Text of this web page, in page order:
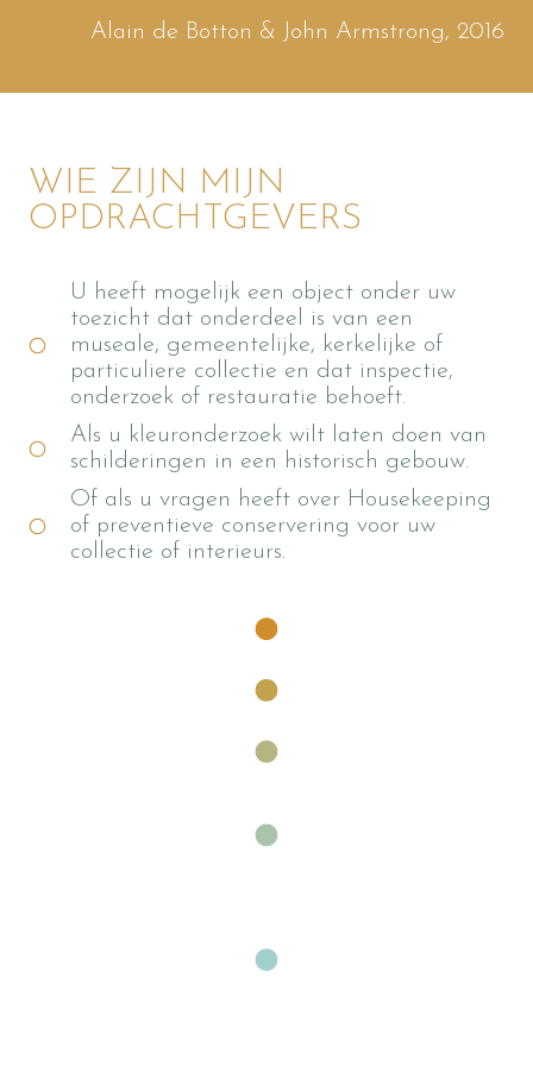
Alain de Botton & John Armstrong, 2016
WIE ZIJN MIJN
OPDRACHTGEVERS
U heeft mogelijk een object onder uw
toezicht dat onderdeel is van een
museale, gemeentelijke, kerkelijke of
particuliere collectie en dat inspectie,
onderzoek of restauratie behoeft.
Als u kleuronderzoek wilt laten doen van
schilderingen in een historisch gebouw.
Of als u vragen heeft over Housekeeping
of preventieve conservering voor uw
collectie of interieurs.